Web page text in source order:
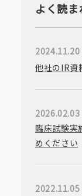
よく読
2024.11.20
他社のIR資
2026.02.03
臨床試験実
めください
2022.11.05